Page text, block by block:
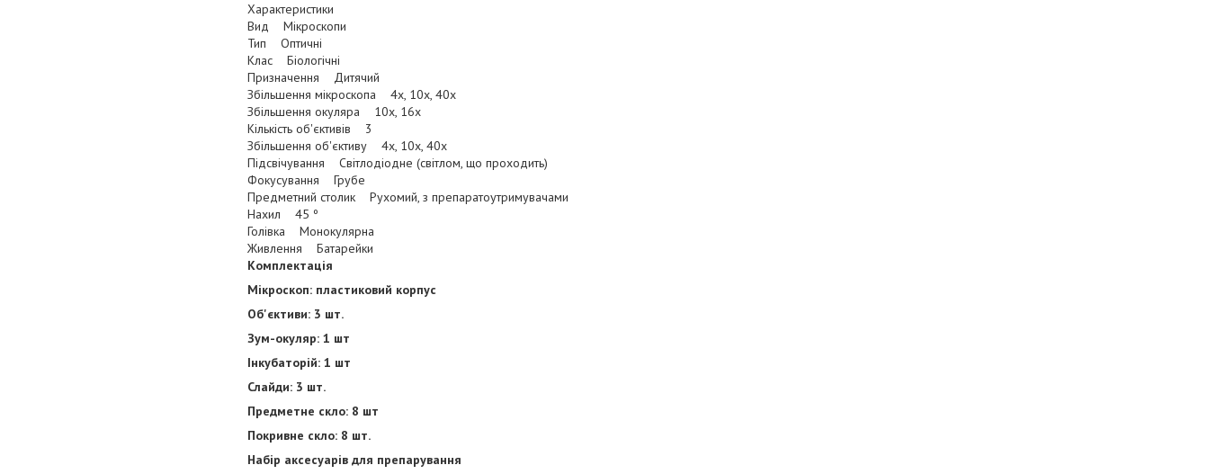
Характеристики
Вид Мікроскопи
Тип Оптичні
Клас Біологічні
Призначення Дитячий
Збільшення мікроскопа 4х, 10х, 40х
Збільшення окуляра 10х, 16х
Кількість об'єктивів 3
Збільшення об'єктиву 4х, 10х, 40х
Підсвічування Світлодіодне (світлом, що проходить)
Фокусування Грубе
Предметний столик Рухомий, з препаратоутримувачами
Нахил 45 º
Голівка Монокулярна
Живлення Батарейки
Комплектація
Мікроскоп: пластиковий корпус
Об'єктиви: 3 шт.
Зум-окуляр: 1 шт
Інкубаторій: 1 шт
Слайди: 3 шт.
Предметне скло: 8 шт
Покривне скло: 8 шт.
Набір аксесуарів для препарування